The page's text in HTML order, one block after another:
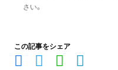
さい。
この記事をシェア